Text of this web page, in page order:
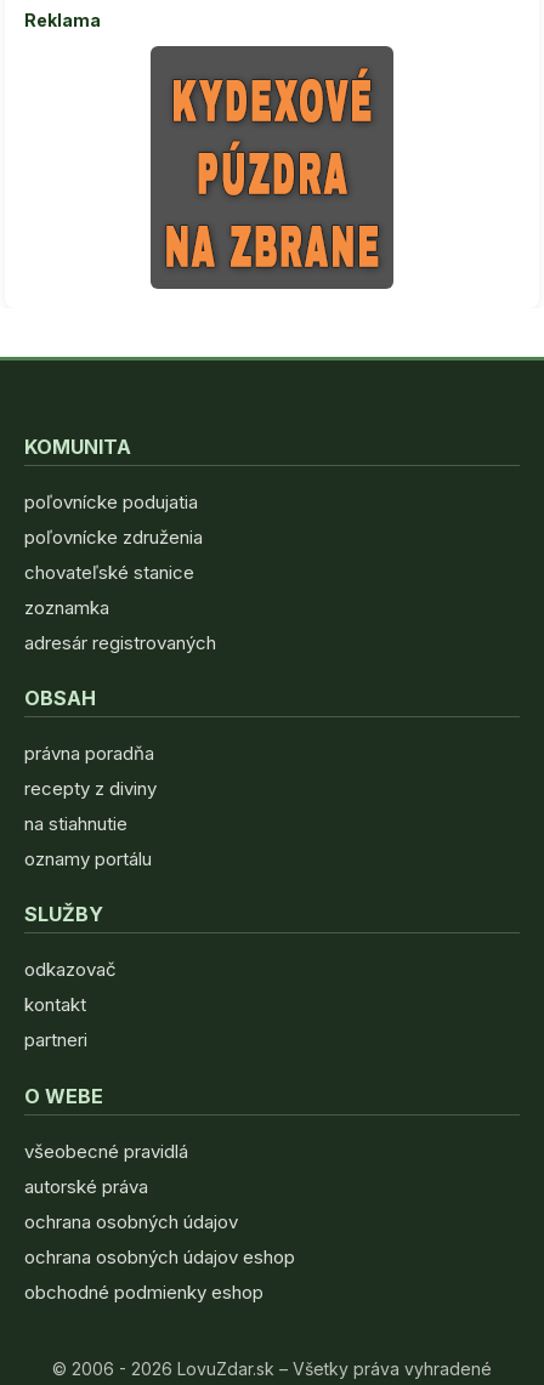
Reklama
KOMUNITA
poľovnícke podujatia
poľovnícke združenia
chovateľské stanice
zoznamka
adresár registrovaných
OBSAH
právna poradňa
recepty z diviny
na stiahnutie
oznamy portálu
SLUŽBY
odkazovač
kontakt
partneri
O WEBE
všeobecné pravidlá
autorské práva
ochrana osobných údajov
ochrana osobných údajov eshop
obchodné podmienky eshop
© 2006 - 2026 LovuZdar.sk – Všetky práva vyhradené